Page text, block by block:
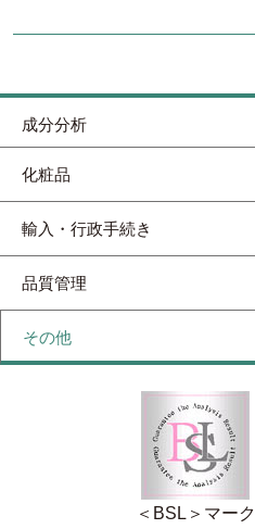
成分分析
化粧品
輸入・行政手続き
品質管理
その他
＜BSL＞マーク